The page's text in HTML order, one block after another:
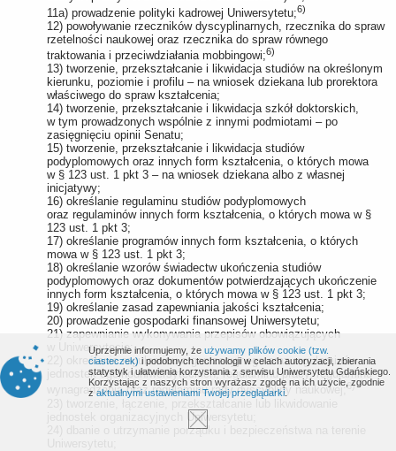
11a) prowadzenie polityki kadrowej Uniwersytetu;6)
12) powoływanie rzeczników dyscyplinarnych, rzecznika do spraw
rzetelności naukowej oraz rzecznika do spraw równego
traktowania i przeciwdziałania mobbingowi;6)
13) tworzenie, przekształcanie i likwidacja studiów na określonym
kierunku, poziomie i profilu – na wniosek dziekana lub prorektora
właściwego do spraw kształcenia;
14) tworzenie, przekształcanie i likwidacja szkół doktorskich,
w tym prowadzonych wspólnie z innymi podmiotami – po
zasięgnięciu opinii Senatu;
15) tworzenie, przekształcanie i likwidacja studiów
podyplomowych oraz innych form kształcenia, o których mowa
w § 123 ust. 1 pkt 3 – na wniosek dziekana albo z własnej
inicjatywy;
16) określanie regulaminu studiów podyplomowych
oraz regulaminów innych form kształcenia, o których mowa w §
123 ust. 1 pkt 3;
17) określanie programów innych form kształcenia, o których
mowa w § 123 ust. 1 pkt 3;
18) określanie wzorów świadectw ukończenia studiów
podyplomowych oraz dokumentów potwierdzających ukończenie
innych form kształcenia, o których mowa w § 123 ust. 1 pkt 3;
19) określanie zasad zapewniania jakości kształcenia;
20) prowadzenie gospodarki finansowej Uniwersytetu;
21) zapewnianie wykonywania przepisów obowiązujących
w Uniwersytecie;
22) określanie regulaminu organizacyjnego oraz regulaminów
jednostek ogólnouniwersyteckich, regulaminu pracy, regulaminu
wynagradzania oraz regulaminu rady dyscypliny naukowej;6)
23) tworzenie, łączenie, przekształcanie lub likwidowanie
jednostek organizacyjnych Uniwersytetu;
24) dbanie o utrzymanie porządku i bezpieczeństwa na terenie
Uprzejmie informujemy, że używamy plików cookie (tzw.
ciasteczek) i podobnych technologii w celach autoryzacji, zbierania
statystyk i ułatwienia korzystania z serwisu Uniwersytetu Gdańskiego.
Korzystając z naszych stron wyrażasz zgodę na ich użycie, zgodnie
z aktualnymi ustawieniami Twojej przeglądarki